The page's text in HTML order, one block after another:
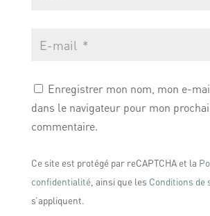
Enregistrer mon nom, mon e-
dans le navigateur pour mon
commentaire.
Ce site est protégé par reCAPTCHA et la
confidentialité, ainsi que les Conditions de
s’appliquent.